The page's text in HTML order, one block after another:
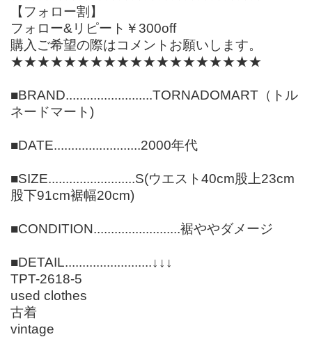
【フォロー割】
フォロー&リピート￥300off
購入ご希望の際はコメントお願いします。
★★★★★★★★★★★★★★★★★★★
■BRAND.........................TORNADOMART（トル
ネードマート)
■DATE.........................2000年代
■SIZE.........................S(ウエスト40cm股上23cm
股下91cm裾幅20cm)
■CONDITION.........................裾ややダメージ
■DETAIL.........................↓↓↓
TPT-2618-5
used clothes
古着
vintage